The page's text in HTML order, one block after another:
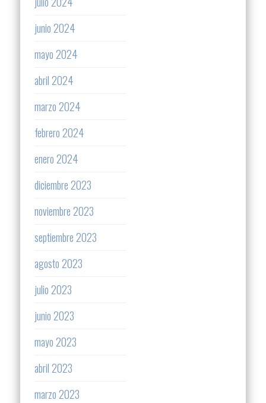
junio 2024
mayo 2024
abril 2024
marzo 2024
febrero 2024
enero 2024
diciembre 2023
noviembre 2023
septiembre 2023
agosto 2023
julio 2023
junio 2023
mayo 2023
abril 2023
marzo 2023